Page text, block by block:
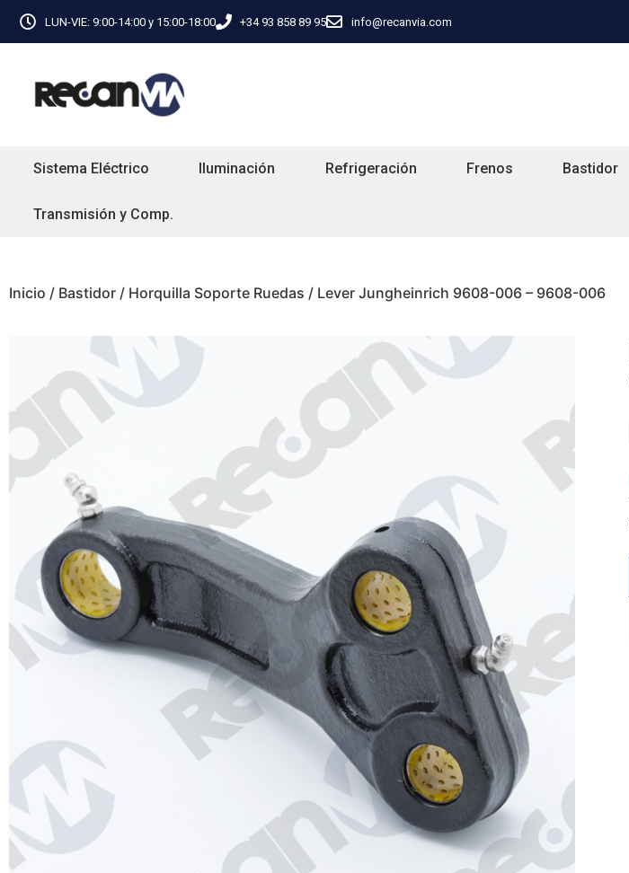
LUN-VIE: 9:00-14:00 y 15:00-18:00 +34 93 858 89 95 info@recanvia.com
Sistema Eléctrico Iluminación Refrigeración Frenos Bastidor
Transmisión y Comp.
Inicio / Bastidor / Horquilla Soporte Ruedas / Lever Jungheinrich 9608-006 – 9608-006